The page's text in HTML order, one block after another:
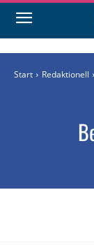
Start Redaktionell